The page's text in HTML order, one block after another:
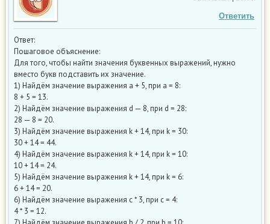
Ответить
Ответ:
Пошаговое объяснение:
Для того, чтобы найти значения буквенных выражений, нужно
вместо букв подставить их значение.
1) Найдём значение выражения a + 5, при а = 8:
8 + 5 = 13.
2) Найдём значение выражения d — 8, при d = 28:
28 — 8 = 20.
3) Найдём значение выражения k + 14, при k = 30:
30 + 14 = 44.
4) Найдём значение выражения k + 14, при k = 10:
10 + 14 = 24.
5) Найдём значение выражения k + 14, при k = 6:
6 + 14 = 20.
6) Найдём значение выражения c * 3, при с = 4:
4 * 3 = 12.